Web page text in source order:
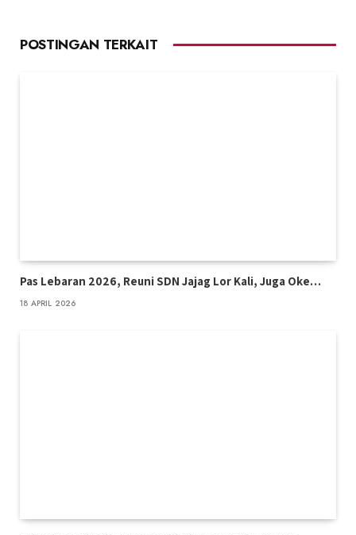
POSTINGAN TERKAIT
Pas Lebaran 2026, Reuni SDN Jajag Lor Kali, Juga Oke…
18 APRIL 2026